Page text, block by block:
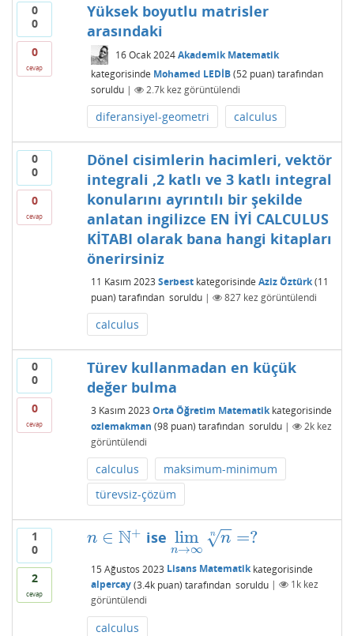
0
0
0
cevap
Yüksek boyutlu matrisler
arasındaki
16 Ocak 2024 Akademik Matematik
kategorisinde Mohamed LEDİB (52puan) tarafından
soruldu | 2.7kkez görüntülendi
diferansiyel-geometri calculus
0
0
0
cevap
Dönel cisimlerin hacimleri, vektör
integrali ,2 katlı ve 3 katlı integral
konularını ayrıntılı bir şekilde
anlatan ingilizce EN İYİ CALCULUS
KİTABI olarak bana hangi kitapları
önerirsiniz
11 Kasım 2023 Serbestkategorisinde Aziz Öztürk (11
puan) tarafından soruldu | 827kez görüntülendi
calculus
0
0
0
cevap
Türev kullanmadan en küçük
değer bulma
3 Kasım 2023 Orta Öğretim Matematikkategorisinde
ozlemakman (98puan) tarafından soruldu | 2kkez
görüntülendi
calculus
maksimum-minimum
türevsiz-çözüm
1
0
2
cevap
n ∈ N+
n∈N+ ise lim
n→∞
n
−
−
√
n =?
limn →∞n n=?
15 Ağustos 2023 Lisans Matematikkategorisinde
alpercay (3.4kpuan) tarafından soruldu | 1kkez
görüntülendi
calculus